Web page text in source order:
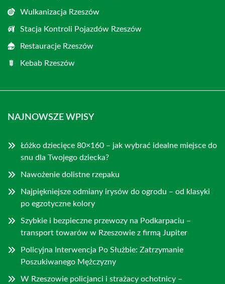
Wulkanizacja Rzeszów
Stacja Kontroli Pojazdów Rzeszów
Restauracje Rzeszów
Kebab Rzeszów
NAJNOWSZE WPISY
Łóżko dziecięce 80×160 – jak wybrać idealne miejsce do
snu dla Twojego dziecka?
Nawożenie dolistne rzepaku
Najpiękniejsze odmiany irysów do ogrodu – od klasyki
po egzotyczne kolory
Szybkie i bezpieczne przewozy na Podkarpaciu –
transport towarów w Rzeszowie z firmą Jupiter
Policyjna Interwencja Po Służbie: Zatrzymanie
Poszukiwanego Mężczyzny
W Rzeszowie policjanci i strażacy ochotnicy –